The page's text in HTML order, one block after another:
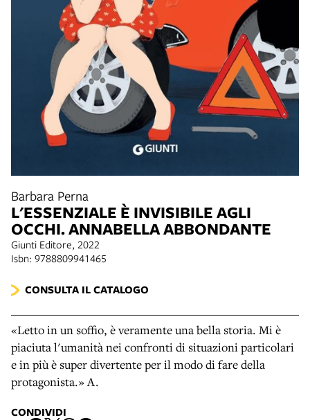
Barbara Perna
L'ESSENZIALE È INVISIBILE AGLI
OCCHI. ANNABELLA ABBONDANTE
Giunti Editore, 2022
Isbn: 9788809941465
CONSULTA IL CATALOGO
«Letto in un soffio, è veramente una bella storia. Mi è
piaciuta l'umanità nei confronti di situazioni particolari
e in più è super divertente per il modo di fare della
protagonista.» A.
CONDIVIDI